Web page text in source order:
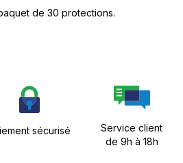
de 30 protections.
sécurisé
Service client
de 9h à 18h